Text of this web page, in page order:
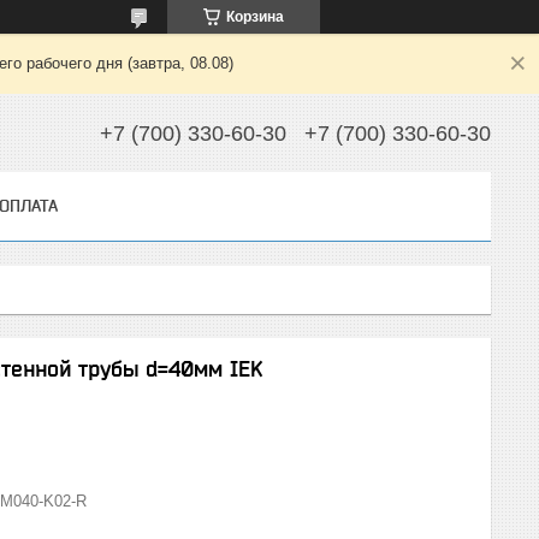
Корзина
рабочего дня (завтра, 08.08)
+7 (700) 330-60-30 +7 (700) 330-60-30
трубы d=40мм IEK
K02-R